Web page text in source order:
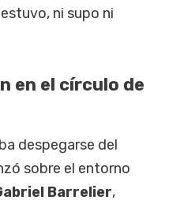
ni supo ni
en el círculo de
despegarse del
sobre el entorno
Barrelier,